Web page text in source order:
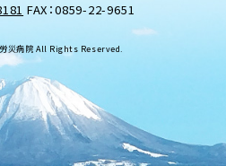
FAX：0859-22-9651
災病院 All Rights Reserved.